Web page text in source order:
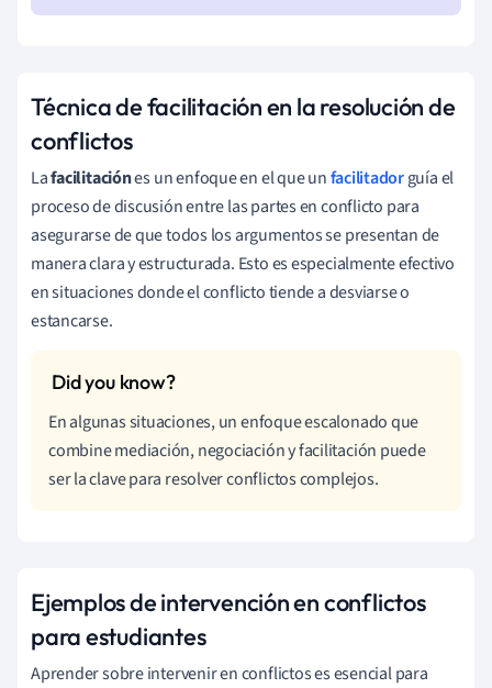
Técnica de facilitación en la resolución de
conflictos
Lafacilitaciónes un enfoque en el que unfacilitadorguí­a el
proceso de discusión entre las partes en conflicto para
asegurarse de que todos los argumentos se presentan de
manera clara y estructurada. Esto es especialmente efectivo
en situaciones donde el conflicto tiende a desviarse o
estancarse.
En algunas situaciones, un enfoque escalonado que
combine mediación, negociación y facilitación puede
ser la clave para resolver conflictos complejos.
Ejemplos de intervención en conflictos
para estudiantes
Aprender sobre intervenir en conflictos es esencial para